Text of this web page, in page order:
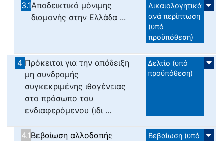
3.1Αποδεικτικό μόνιμης
διαμονής στην Ελλάδα ...
Δικαιολογητικά
ανά περίπτωση
(υπό
προϋπόθεση)
4 Πρόκειται για την απόδειξη
μη συνδρομής
συγκεκριμένης ιθαγένειας
στο πρόσωπο του
ενδιαφερόμενου (ιδι ...
Δελτίο (υπό
προϋπόθεση)
4.1Βεβαίωση αλλοδαπής
Βεβαίωση (υπό